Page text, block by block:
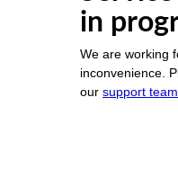
in
We are working
inconvenience.
our support team